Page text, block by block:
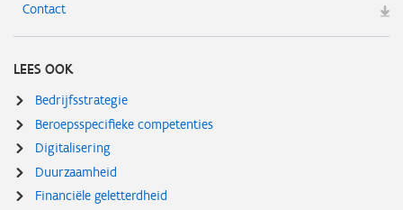
Contact
LEES OOK
Bedrijfsstrategie
Beroepsspecifieke competenties
Digitalisering
Duurzaamheid
Financiële geletterdheid